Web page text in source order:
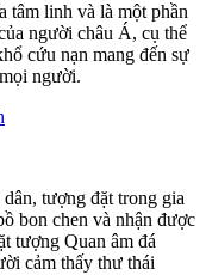
tâm linh và là một phần
người châu Á, cụ thể
cứu nạn mang đến sự
người.
tượng đặt trong gia
bon chen và nhận được
tượng Quan âm đá
cảm thấy thư thái